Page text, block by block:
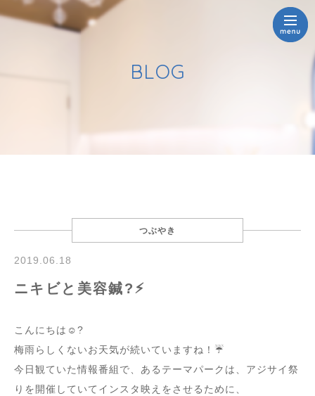
BLOG
つぶやき
2019.06.18
ニキビと美容鍼?⚡︎
こんにちは☺️?
梅雨らしくないお天気が続いていますね！☔️
今日観ていた情報番組で、あるテーマパークは、アジサイ祭
りを開催していてインスタ映えをさせるために、